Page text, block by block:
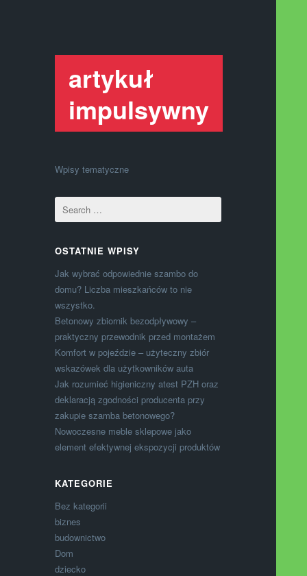
artykuł
impulsywny
Wpisy tematyczne
OSTATNIE WPISY
Jak wybrać odpowiednie szambo do
domu? Liczba mieszkańców to nie
wszystko.
Betonowy zbiornik bezodpływowy –
praktyczny przewodnik przed montażem
Komfort w pojeździe – użyteczny zbiór
wskazówek dla użytkowników auta
Jak rozumieć higieniczny atest PZH oraz
deklaracją zgodności producenta przy
zakupie szamba betonowego?
Nowoczesne meble sklepowe jako
element efektywnej ekspozycji produktów
KATEGORIE
Bez kategorii
biznes
budownictwo
Dom
dziecko